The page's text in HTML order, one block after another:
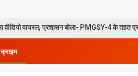
प्रशासन बोला- PMGSY-4 के तहत प्रस्ताव मंजूर
क्राइम